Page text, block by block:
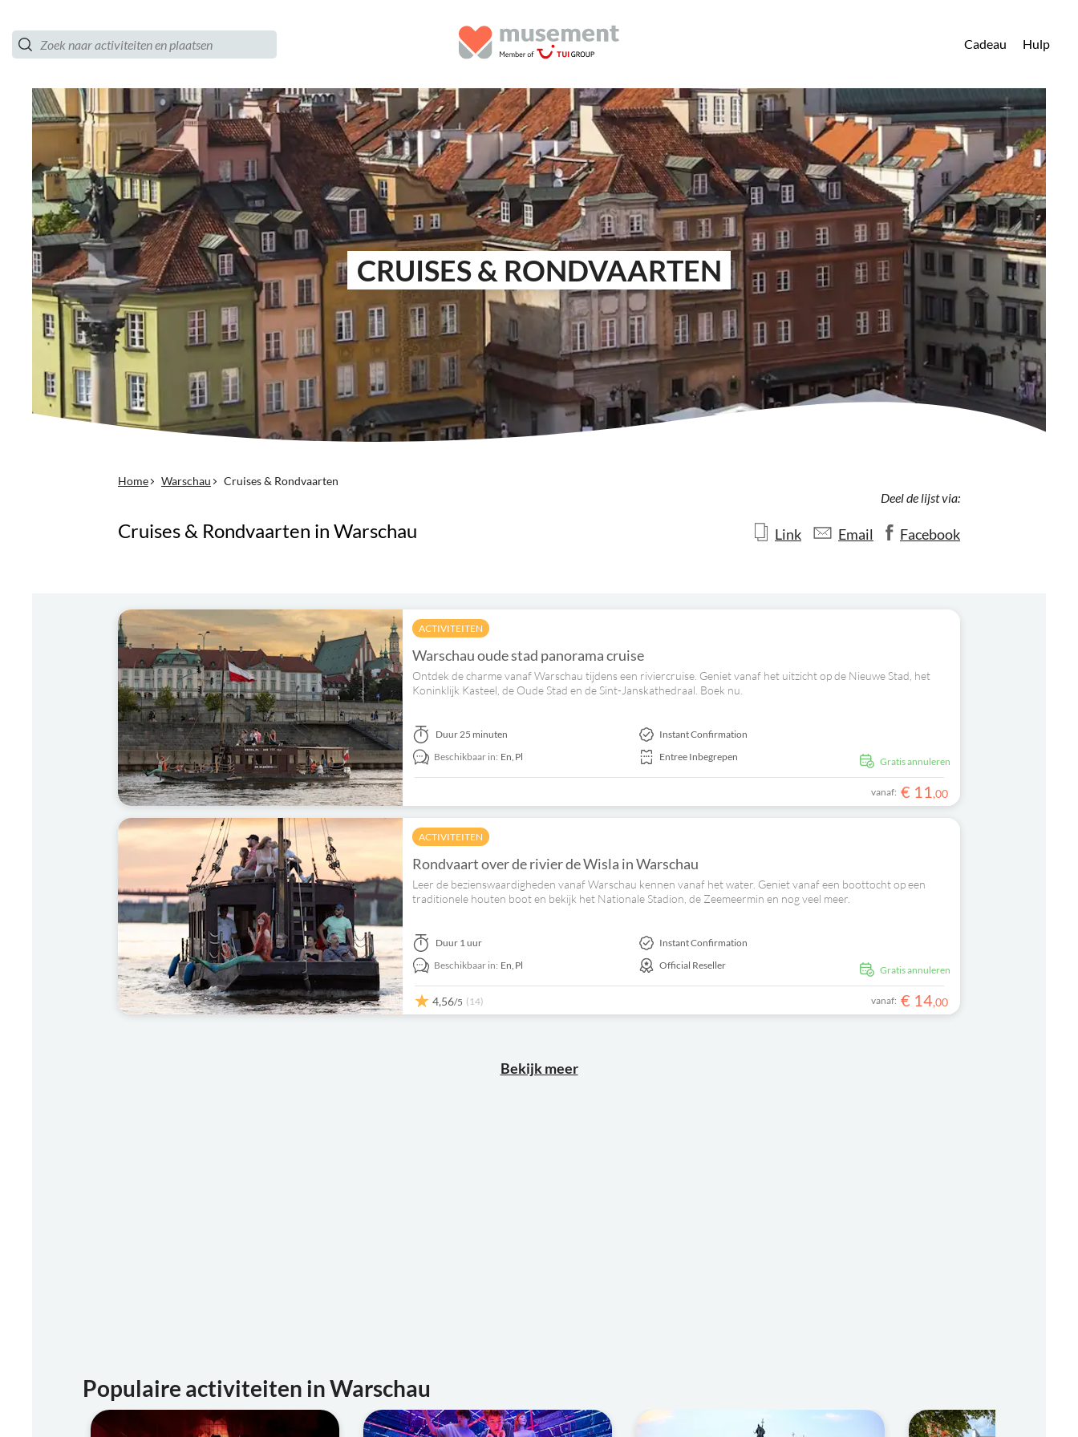
Cadeau Hulp
CRUISES & RONDVAARTEN
Home Warschau Cruises & Rondvaarten
Cruises & Rondvaarten in Warschau
Deel de lijst via:
Link Email Facebook
ACTIVITEITEN
Warschau oude stad panorama cruise
Ontdek de charme vanaf Warschau tijdens een riviercruise. Geniet vanaf het uitzicht op de Nieuwe Stad, het
Koninklijk Kasteel, de Oude Stad en de Sint-Janskathedraal. Boek nu.
Gratis annuleren
Duur25 minuten
Beschikbaar in: En, Pl
Instant Confirmation
Entree Inbegrepen
vanaf: € 11,00
ACTIVITEITEN
Rondvaart over de rivier de Wisla in Warschau
Leer de bezienswaardigheden vanaf Warschau kennen vanaf het water. Geniet vanaf een boottocht op een
traditionele houten boot en bekijk het Nationale Stadion, de Zeemeermin en nog veel meer.
Gratis annuleren
Duur 1 uur
Beschikbaar in: En, Pl
Instant Confirmation
Official Reseller
4,56/5 (14) vanaf: € 14,00
Bekijk meer
Populaire activiteiten in Warschau